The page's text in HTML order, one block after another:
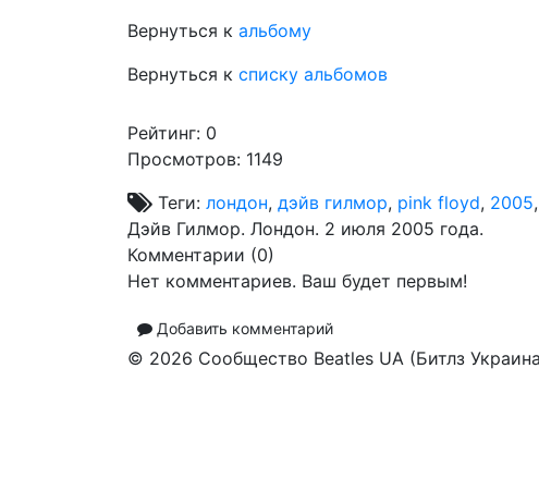
Вернуться к альбому
Вернуться к списку альбомов
Рейтинг: 0
Просмотров: 1149
Теги: лондон, дэйв гилмор, pink floyd, 2005,
Дэйв Гилмор. Лондон. 2 июля 2005 года.
Комментарии (0)
Нет комментариев. Ваш будет первым!
Добавить комментарий
© 2026 Сообщество Beatles UA (Битлз